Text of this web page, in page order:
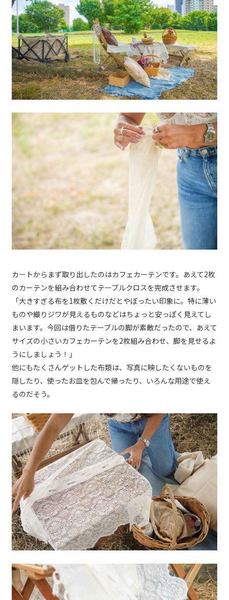
カートからまず取り出したのはカフェカーテンです。あえて2枚
のカーテンを組み合わせてテーブルクロスを完成させます。
「大きすぎる布を1枚敷くだけだとやぼったい印象に。特に薄い
ものや織りジワが見えるものなどはちょっと安っぽく見えてし
まいます。今回は借りたテーブルの脚が素敵だったので、あえて
サイズの小さいカフェカーテンを2枚組み合わせ、脚を見せるよ
うにしましょう！」
他にもたくさんゲットした布類は、写真に映したくないものを
隠したり、使ったお皿を包んで帰ったり、いろんな用途で使え
るのだそう。